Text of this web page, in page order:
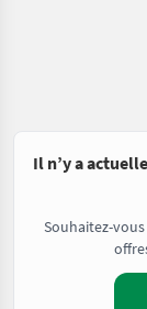
Il n’y a
Souhaitez-